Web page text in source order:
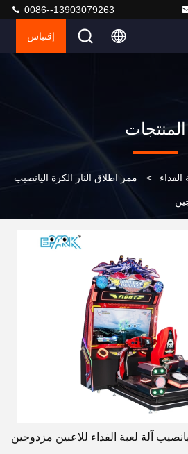
0086--13903079263
إقتباس
المنتجات
الفداء > ممر اطلاق النار الكرة اليانصيب
آلة لعبة الفداء للاعبين مزدوجين